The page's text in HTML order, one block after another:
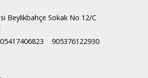
Beylikbahçe Sokak No 12/C
905376122930